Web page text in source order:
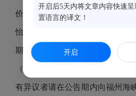
价。最终该标的以租金650（元/
怡，竞价活动已经结束，该项目
期办理。现将本次竞价结果进行
（公告期：2024年8月7日-2024
有异议者请在公告期内向福州海
开启后5天内将文章内容快速
置语言的译文！
开启